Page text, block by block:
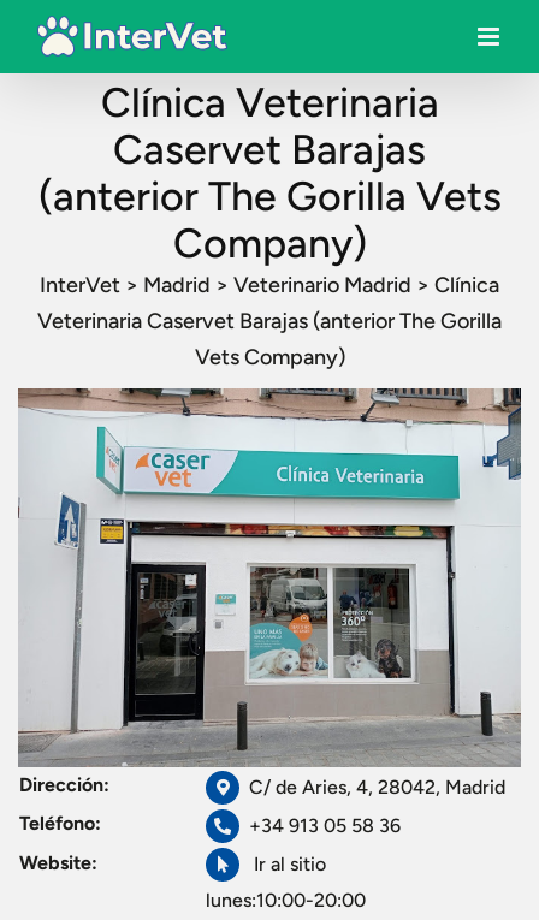
Clínica Veterinaria
Caservet Barajas
(anterior The Gorilla Vets
Company)
InterVet > Madrid > Veterinario Madrid > Clínica
Veterinaria Caservet Barajas (anterior The Gorilla
Vets Company)
Dirección:
C/ de Aries, 4, 28042, Madrid
Teléfono:
+34 913 05 58 36
Website:
Ir al sitio
lunes:10:00-20:00